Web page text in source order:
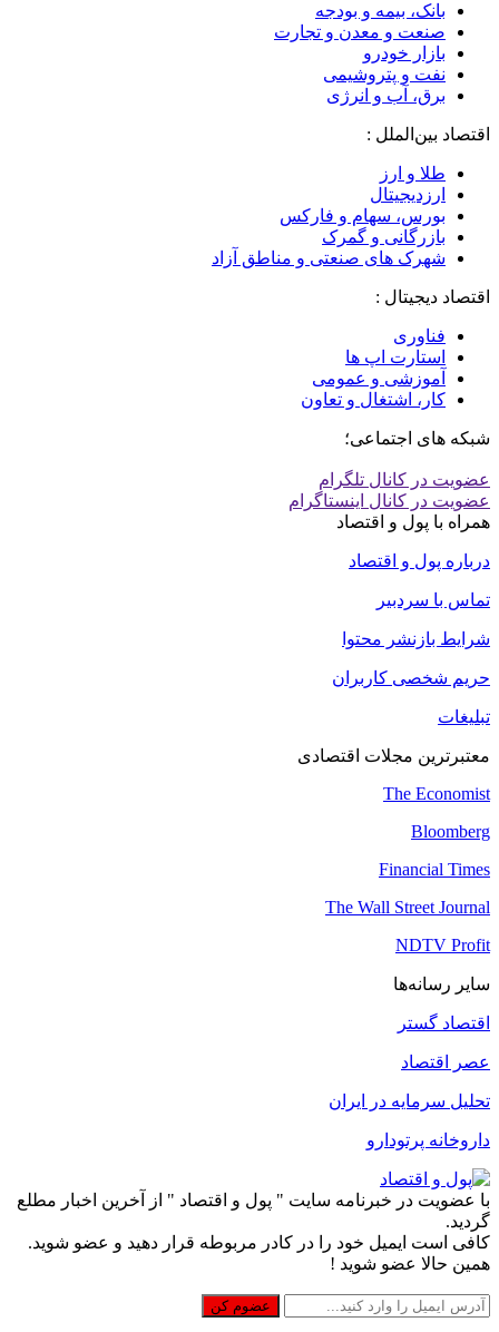
بانک، بیمه و بودجه
صنعت و معدن و تجارت
بازار خودرو
نفت و پتروشیمی
برق، آب و انرژی
اقتصاد بین‌الملل :
طلا و ارز
ارزدیجیتال
بورس، سهام و فارکس
بازرگانی و گمرک
شهرک های صنعتی و مناطق آزاد
اقتصاد دیجیتال :
فناوری
استارت اپ ها
آموزشی و عمومی
کار، اشتغال و تعاون
شبکه های اجتماعی؛
عضویت در کانال تلگرام
عضویت در کانال اینستاگرام
همراه با پول و اقتصاد
درباره پول و اقتصاد
تماس با سردبیر
شرایط بازنشر محتوا
حریم شخصی کاربران
تبلیغات
معتبرترین مجلات اقتصادی
The Economist
Bloomberg
Financial Times
The Wall Street Journal
NDTV Profit
سایر رسانه‌ها
اقتصاد گستر
عصر اقتصاد
تحلیل سرمایه در ایران
داروخانه پرتودارو
با عضویت در خبرنامه سایت " پول و اقتصاد " از آخرین اخبار مطلع
گردید.
کافی است ایمیل خود را در کادر مربوطه قرار دهید و عضو شوید.
همین حالا عضو شوید !